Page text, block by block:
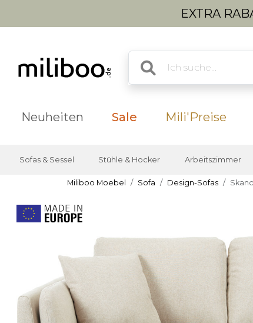
EXTRA
Neuheiten Sale Mili'Preise
Sofas & Sessel Stühle & Hocker Arbeitszimmer
Miliboo Moebel Sofa Design-Sofas